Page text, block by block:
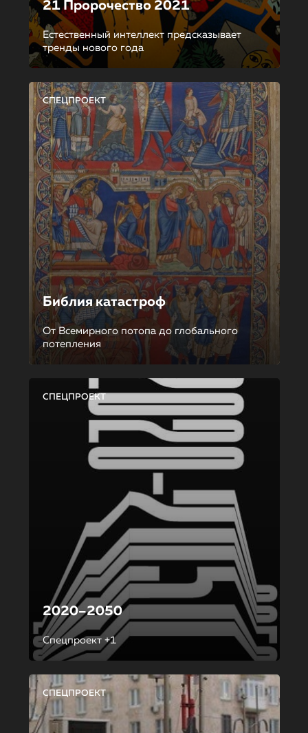
21 Пророчество 2021
Естественный интеллект предсказывает
тренды нового года
СПЕЦПРОЕКТ
Библия катастроф
От Всемирного потопа до глобального
потепления
СПЕЦПРОЕКТ
2020–2050
Спецпроект +1
СПЕЦПРОЕКТ